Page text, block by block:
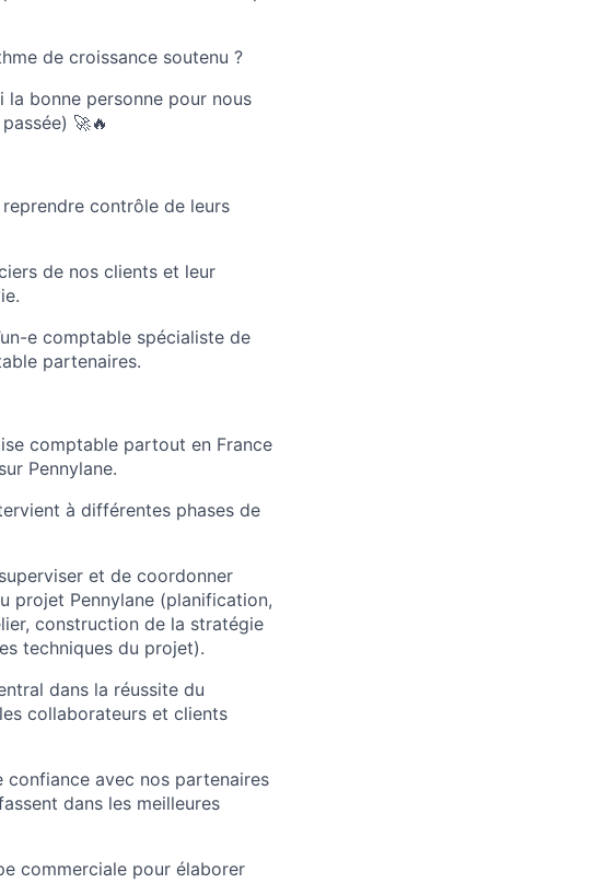
de croissance soutenu ?
bonne personne pour nous
🚀🔥
contrôle de leurs
de nos clients et leur
e comptable spécialiste de
partenaires.
comptable partout en France
Pennylane.
à différentes phases de
et de coordonner
projet Pennylane (planification,
construction de la stratégie
techniques du projet).
dans la réussite du
collaborateurs et clients
confiance avec nos partenaires
dans les meilleures
commerciale pour élaborer